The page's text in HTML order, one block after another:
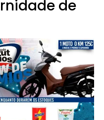
de